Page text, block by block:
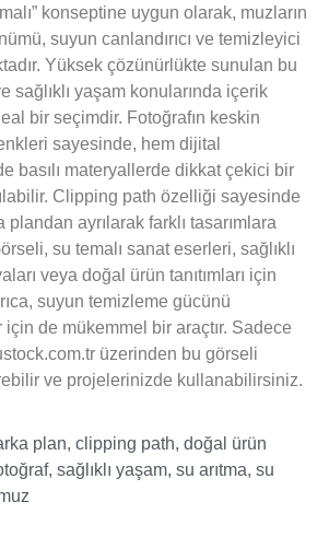
konseptine uygun olarak, muzların
suyun canlandırıcı ve temizleyici
Yüksek çözünürlükte sunulan bu
sağlıklı yaşam konularında içerik
bir seçimdir. Fotoğrafın keskin
sayesinde, hem dijital
basılı materyallerde dikkat çekici bir
Clipping path özelliği sayesinde
ayrılarak farklı tasarımlara
su temalı sanat eserleri, sağlıklı
veya doğal ürün tanıtımları için
suyun temizleme gücünü
de mükemmel bir araçtır. Sadece
üzerinden bu görseli
ve projelerinizde kullanabilirsiniz.
plan, clipping path, doğal ürün
, sağlıklı yaşam, su arıtma, su